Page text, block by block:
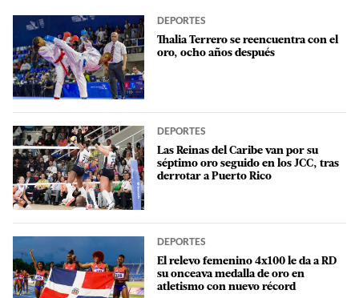
DEPORTES
Thalia Terrero se reencuentra con el
oro, ocho años después
DEPORTES
Las Reinas del Caribe van por su
séptimo oro seguido en los JCC, tras
derrotar a Puerto Rico
DEPORTES
El relevo femenino 4x100 le da a RD
su onceava medalla de oro en
atletismo con nuevo récord